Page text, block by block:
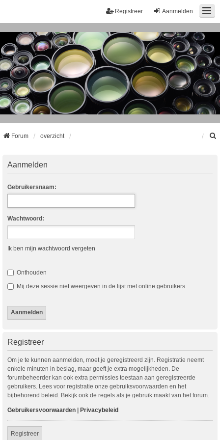
Aanmelden
Registreer
Forum overzicht
Aanmelden
Gebruikersnaam:
Wachtwoord:
Ik ben mijn wachtwoord vergeten
Onthouden
Mij deze sessie niet weergeven in de lijst met online gebruikers
Registreer
Om je te kunnen aanmelden, moet je geregistreerd zijn. Registratie neemt
enkele minuten in beslag, maar geeft je extra mogelijkheden. De
forumbeheerder kan ook extra permissies toestaan aan geregistreerde
gebruikers. Lees voor registratie onze gebruiksvoorwaarden en het
bijbehorend beleid. Bekijk ook de regels als je gebruik maakt van het forum.
Gebruikersvoorwaarden | Privacybeleid
Registreer